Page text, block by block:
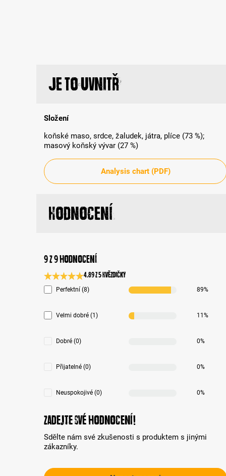
Je to uvnitř
Složení
koňské maso, srdce, žaludek, játra, plíce (73 %);
masový koňský vývar (27 %)
Analysis chart (PDF)
Hodnocení
9 z 9 hodnocení
Průměrné hodnocení 4.8 z 5 hvězd
4.89 z 5 Hvězdičky
Perfektní (8) 89%
Velmi dobré (1) 11%
Dobré (0) 0%
Přijatelné (0) 0%
Neuspokojivé (0) 0%
Zadejte své hodnocení!
Sdělte nám své zkušenosti s produktem s jinými
zákazníky.